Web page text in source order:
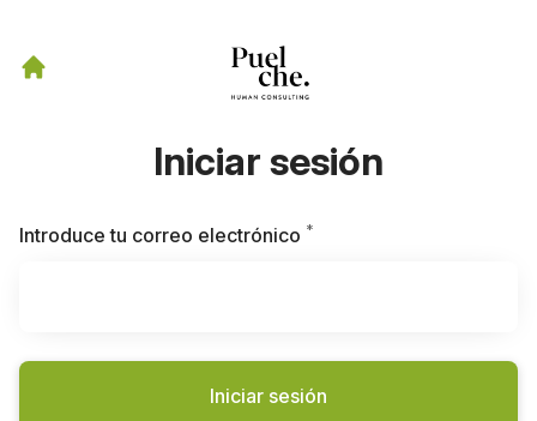
Iniciar sesión
Introduce tu correo electrónico *
Iniciar sesión